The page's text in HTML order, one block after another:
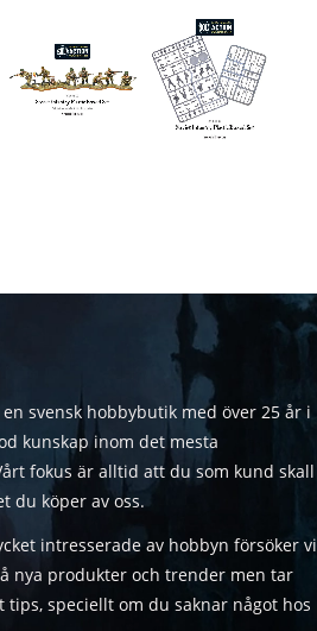
svensk hobbybutik med över 25 år i
kunskap inom det mesta
fokus är alltid att du som kund skall
du köper av oss.
intresserade av hobbyn försöker vi
nya produkter och trender men tar
tips, speciellt om du saknar något hos